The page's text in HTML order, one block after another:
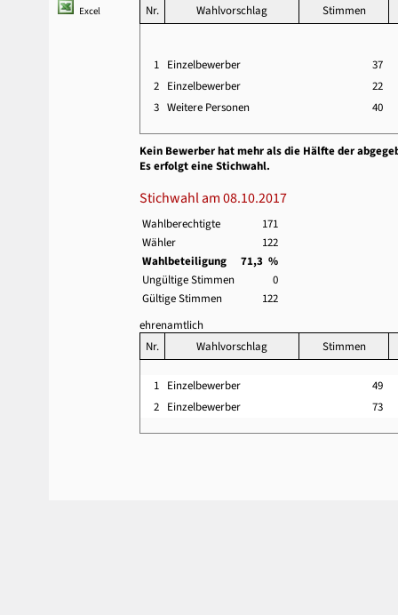
Excel
Nr.
Wahlvorschlag Stimmen
1 Einzelbewerber
37
2 Einzelbewerber
22
3 Weitere Personen 40
Kein Bewerber hat mehr als die Hälfte der
Es erfolgt eine Stichwahl.
Stichwahl am 08.10.2017
Wahlberechtigte
171
Wähler
122
Wahlbeteiligung
71,3 %
Ungültige Stimmen
0
Gültige Stimmen
122
ehrenamtlich
Nr.
Wahlvorschlag Stimmen
1 Einzelbewerber
49
2 Einzelbewerber 73